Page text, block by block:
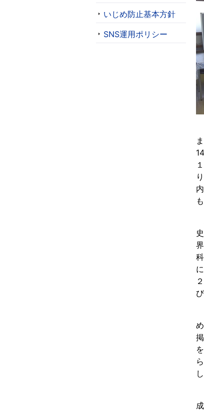
いじめ防止基本方針
SNS運用ポリシー